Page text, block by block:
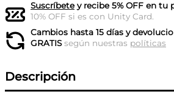
Suscríbetey recibe 5% OFF en tu
10% OFF si es con Unity Card.
Cambios hasta 15 días y
GRATISsegún nuestras políticas
Descripción